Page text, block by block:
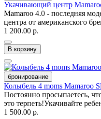
Укачивающий центр
Mamaroo 4.0 - последняя
центра от американского
1 200.00 р.
В корзину
бронирование
Колыбель 4 moms Mamaroo
Постоянно просыпаетесь,
это терпеть!Укачивайте
1 500.00 р.